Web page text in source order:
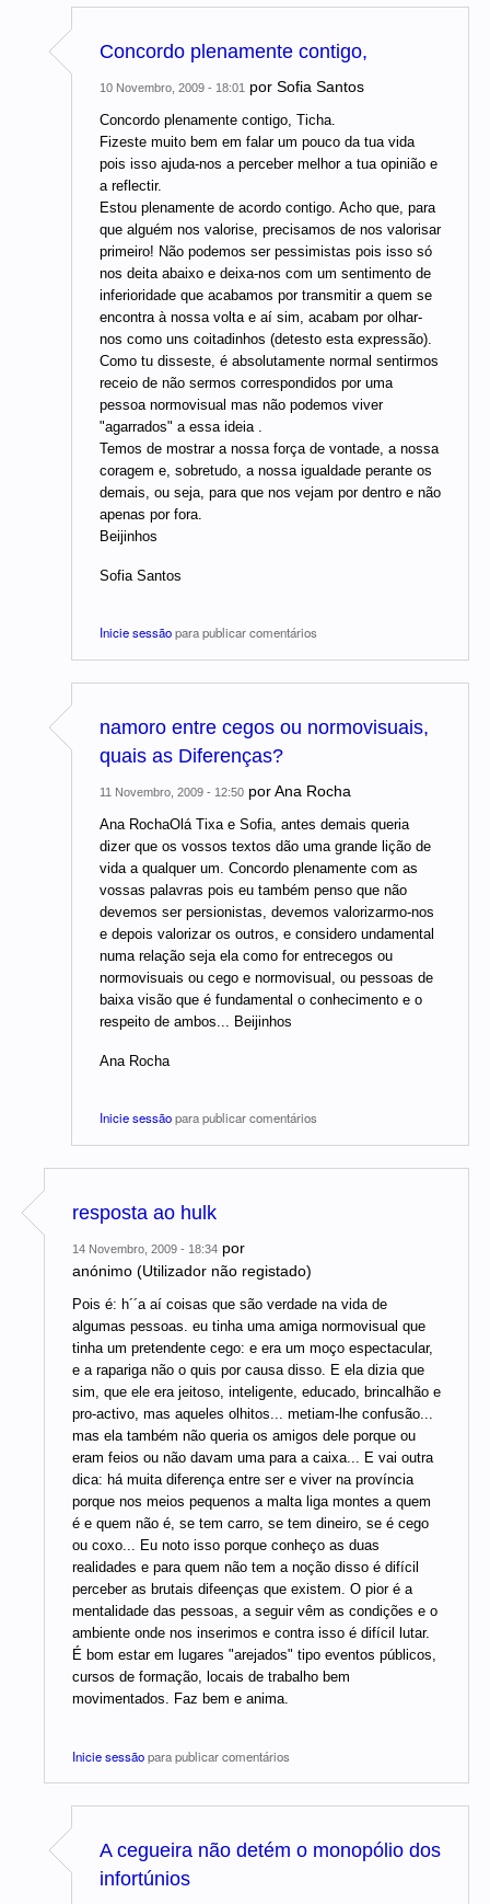
Concordo plenamente contigo,
10 Novembro, 2009 - 18:01 por Sofia Santos
Concordo plenamente contigo, Ticha.
Fizeste muito bem em falar um pouco da tua vida
pois isso ajuda-nos a perceber melhor a tua opinião e
a reflectir.
Estou plenamente de acordo contigo. Acho que, para
que alguém nos valorise, precisamos de nos valorisar
primeiro! Não podemos ser pessimistas pois isso só
nos deita abaixo e deixa-nos com um sentimento de
inferioridade que acabamos por transmitir a quem se
encontra à nossa volta e aí sim, acabam por olhar-
nos como uns coitadinhos (detesto esta expressão).
Como tu disseste, é absolutamente normal sentirmos
receio de não sermos correspondidos por uma
pessoa normovisual mas não podemos viver
"agarrados" a essa ideia .
Temos de mostrar a nossa força de vontade, a nossa
coragem e, sobretudo, a nossa igualdade perante os
demais, ou seja, para que nos vejam por dentro e não
apenas por fora.
Beijinhos
Sofia Santos
Inicie sessãopara publicar comentários
namoro entre cegos ou normovisuais,
quais as Diferenças?
11 Novembro, 2009 - 12:50 porAna Rocha
Ana RochaOlá Tixa e Sofia, antes demais queria
dizer que os vossos textos dão uma grande lição de
vida a qualquer um. Concordo plenamente com as
vossas palavras pois eu também penso que não
devemos ser persionistas, devemos valorizarmo-nos
e depois valorizar os outros, e considero undamental
numa relação seja ela como for entrecegos ou
normovisuais ou cego e normovisual, ou pessoas de
baixa visão que é fundamental o conhecimento e o
respeito de ambos... Beijinhos
Ana Rocha
Inicie sessãopara publicar comentários
resposta ao hulk
14 Novembro, 2009 - 18:34 por
anónimo (Utilizador não registado)
Pois é: h´´a aí coisas que são verdade na vida de
algumas pessoas. eu tinha uma amiga normovisual que
tinha um pretendente cego: e era um moço espectacular,
e a rapariga não o quis por causa disso. E ela dizia que
sim, que ele era jeitoso, inteligente, educado, brincalhão e
pro-activo, mas aqueles olhitos... metiam-lhe confusão...
mas ela também não queria os amigos dele porque ou
eram feios ou não davam uma para a caixa... E vai outra
dica: há muita diferença entre ser e viver na província
porque nos meios pequenos a malta liga montes a quem
é e quem não é, se tem carro, se tem dineiro, se é cego
ou coxo... Eu noto isso porque conheço as duas
realidades e para quem não tem a noção disso é difícil
perceber as brutais difeenças que existem. O pior é a
mentalidade das pessoas, a seguir vêm as condições e o
ambiente onde nos inserimos e contra isso é difícil lutar.
É bom estar em lugares "arejados" tipo eventos públicos,
cursos de formação, locais de trabalho bem
movimentados. Faz bem e anima.
Inicie sessãopara publicar comentários
A cegueira não detém o monopólio dos
infortúnios